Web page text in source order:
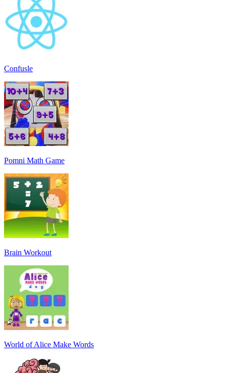
Confusle
Pomni Math Game
Brain Workout
World of Alice Make Words